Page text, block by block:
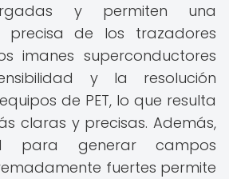
y permiten una
precisa de los trazadores
imanes superconductores
y la resolución
de PET, lo que resulta
claras y precisas. Además,
para generar campos
fuertes permite